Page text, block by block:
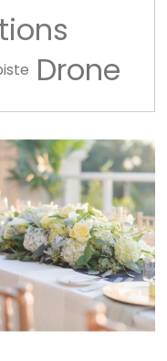
Drone